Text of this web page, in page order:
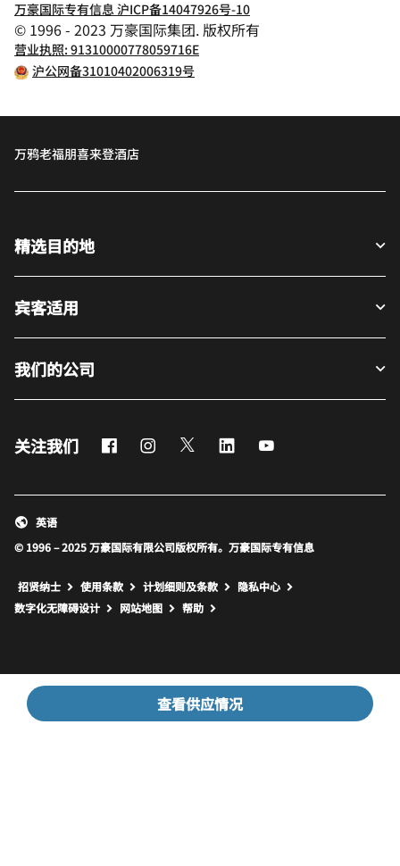
查看供应情况
万豪国际专有信息 沪ICP备14047926号-10
© 1996 - 2023 万豪国际集团. 版权所有
营业执照: 91310000778059716E
沪公网备31010402006319号
万鸦老福朋喜来登酒店
精选目的地
宾客适用
我们的公司
关注我们 FacebookInstagram
Twitter LinkedIn
© 1996 – 2025 万豪国际有限公司版权所有。万豪国际专有信息
英语
招贤纳士 使用条款 计划细则及条款
隐私中心
数字化无障碍设计
网站地图 打开新窗口
帮助